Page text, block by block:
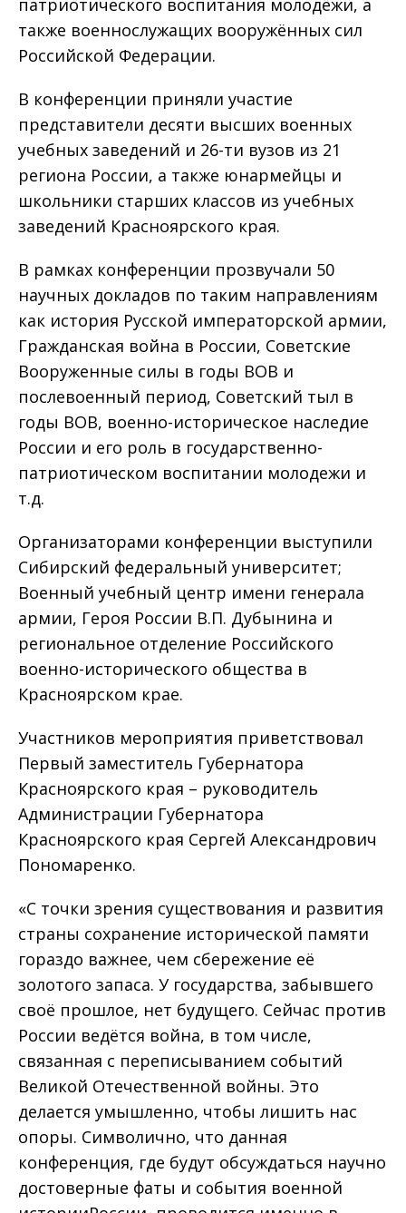
патриотического воспитания молодёжи, а
также военнослужащих вооружённых сил
Российской Федерации.
В конференции приняли участие
представители десяти высших военных
учебных заведений и 26-ти вузов из 21
региона России, а также юнармейцы и
школьники старших классов из учебных
заведений Красноярского края.
В рамках конференции прозвучали 50
научных докладов по таким направлениям
как история Русской императорской армии,
Гражданская война в России, Советские
Вооруженные силы в годы ВОВ и
послевоенный период, Советский тыл в
годы ВОВ, военно-историческое наследие
России и его роль в государственно-
патриотическом воспитании молодежи и
т.д.
Организаторами конференции выступили
Сибирский федеральный университет;
Военный учебный центр имени генерала
армии, Героя России В.П. Дубынина и
региональное отделение Российского
военно-исторического общества в
Красноярском крае.
Участников мероприятия приветствовал
Первый заместитель Губернатора
Красноярского края – руководитель
Администрации Губернатора
Красноярского края Сергей Александрович
Пономаренко.
«С точки зрения существования и развития
страны сохранение исторической памяти
гораздо важнее, чем сбережение её
золотого запаса. У государства, забывшего
своё прошлое, нет будущего. Сейчас против
России ведётся война, в том числе,
связанная с переписыванием событий
Великой Отечественной войны. Это
делается умышленно, чтобы лишить нас
опоры. Символично, что данная
конференция, где будут обсуждаться научно
достоверные фаты и события военной